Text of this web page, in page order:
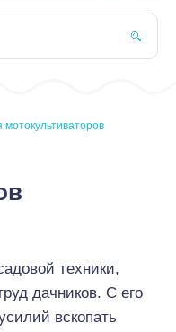
мотокультиваторов
техники,
дачников. С его
вскопать